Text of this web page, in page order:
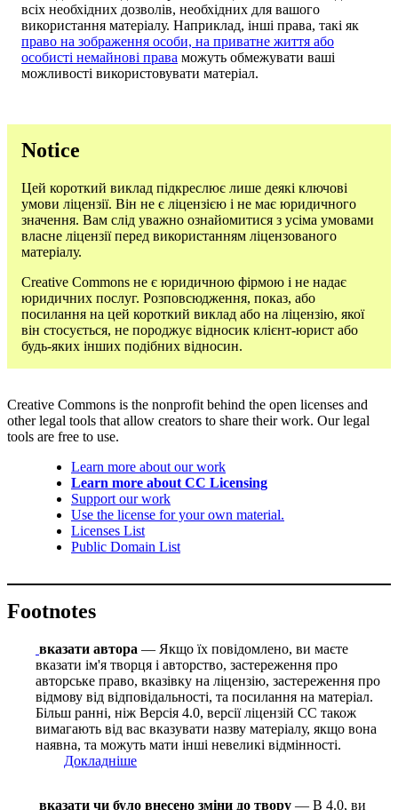
всіх необхідних дозволів, необхідних для вашого
використання матеріалу. Наприклад, інші права, такі як
право на зображення особи, на приватне життя або
особисті немайнові права можуть обмежувати ваші
можливості використовувати матеріал.
Notice
Цей короткий виклад підкреслює лише деякі ключові
умови ліцензії. Він не є ліцензією і не має юридичного
значення. Вам слід уважно ознайомитися з усіма умовами
власне ліцензії перед використанням ліцензованого
матеріалу.
Creative Commons не є юридичною фірмою і не надає
юридичних послуг. Розповсюдження, показ, або
посилання на цей короткий виклад або на ліцензію, якої
він стосується, не породжує відносик клієнт-юрист або
будь-яких інших подібних відносин.
Creative Commons is the nonprofit behind the open licenses and
other legal tools that allow creators to share their work. Our legal
tools are free to use.
Learn more about our work
Learn more about CC Licensing
Support our work
Use the license for your own material.
Licenses List
Public Domain List
Footnotes
вказати автора — Якщо їх повідомлено, ви маєте
вказати ім'я творця і авторство, застереження про
авторське право, вказівку на ліцензію, застереження про
відмову від відповідальності, та посилання на матеріал.
Більш ранні, ніж Версія 4.0, версії ліцензій CC також
вимагають від вас вказувати назву матеріалу, якщо вона
наявна, та можуть мати інші невеликі відмінності.
Докладніше
вказати чи було внесено зміни до твору — В 4.0, ви